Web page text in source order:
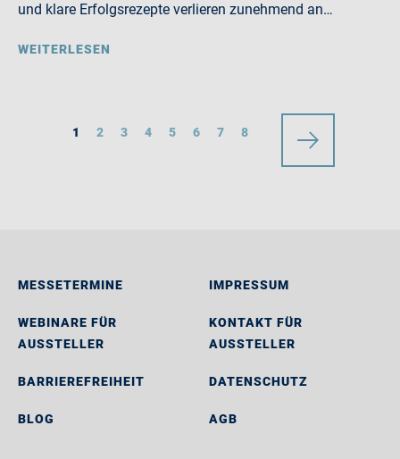
und klare Erfolgsrezepte verlieren zunehmend an…
WEITERLESEN
1 2 3 4 5 6 7 8
MESSETERMINE
WEBINARE FÜR
AUSSTELLER
BARRIEREFREIHEIT
BLOG
IMPRESSUM
KONTAKT FÜR
AUSSTELLER
DATENSCHUTZ
AGB